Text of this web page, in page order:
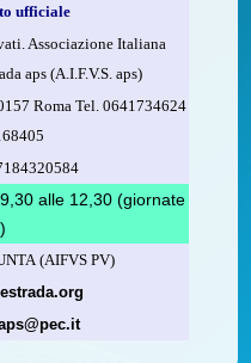
730.
delle
delle associazioni
dell’A.I.F.V.S.:
ufficiale
Associazione Italiana
aps (A.I.F.V.S. aps)
Roma Tel. 0641734624
alle 12,30 (giornate
(AIFVS PV)